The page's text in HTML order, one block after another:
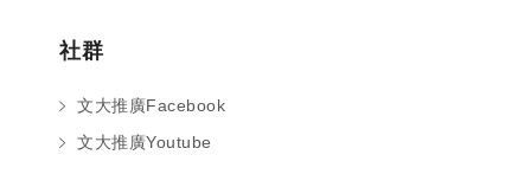
社群
文大推廣Facebook
文大推廣Youtube